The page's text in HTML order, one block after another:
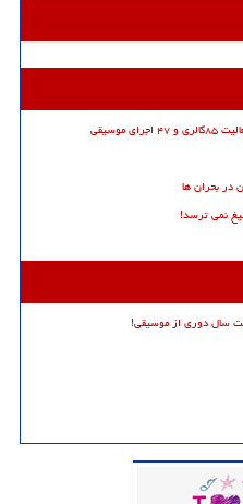
در بحران ها
نمی ترسد!
سال دوری از موسیقی!